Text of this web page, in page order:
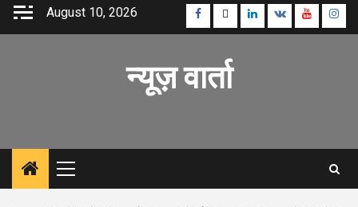
Skip
August 10, 2026 Facebook
TwitterLinkedin
VK Youtube
न्यूज़ वार्ता
Primary
Menu